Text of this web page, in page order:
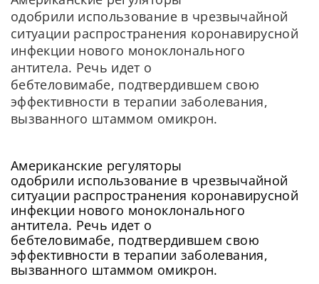
одобрили использование в чрезвычайной
ситуации распространения коронавирусной
инфекции нового моноклонального
антитела. Речь идет о
бебтеловимабе, подтвердившем свою
эффективности в терапии заболевания,
вызванного штаммом омикрон.
Американские регуляторы
одобрили использование в чрезвычайной
ситуации распространения коронавирусной
инфекции нового моноклонального
антитела. Речь идет о
бебтеловимабе, подтвердившем свою
эффективности в терапии заболевания,
вызванного штаммом омикрон.